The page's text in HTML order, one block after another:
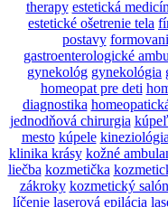
therapy estetická
estetické ošetrenie tela
postavy
gastroenterologické
gynekológ gynekológia
homeopat pre deti
diagnostika
jednodňová chirurgia
mesto kúpele kineziológia
klinika krásy kožné
liečba kozmetička
zákroky kozmetický salón
líčenie laserová epilácia